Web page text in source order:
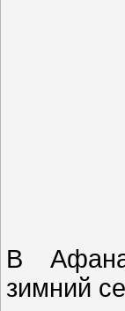
В
зимний